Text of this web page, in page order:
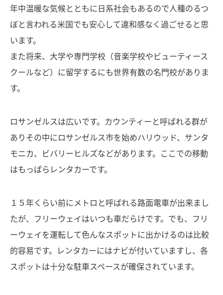
年中温暖な気候とともに日系社会もあるので人種のるつ
ぼと言われる米国でも安心して違和感なく過ごせると思
います。
また将来、大学や専門学校（音楽学校やビューティース
クールなど）に留学するにも世界有数の名門校がありま
す。
ロサンゼルスは広いです。カウンティーと呼ばれる群が
ありその中にロサンゼルス市を始めハリウッド、サンタ
モニカ、ビバリーヒルズなどがあります。ここでの移動
はもっぱらレンタカーです。
１５年くらい前にメトロと呼ばれる路面電車が出来まし
たが、フリーウェイはいつも車だらけです。でも、フリ
ーウェイを運転して色んなスポットに出かけるのは比較
的容易です。レンタカーにはナビが付いていますし、各
スポットは十分な駐車スペースが確保されています。